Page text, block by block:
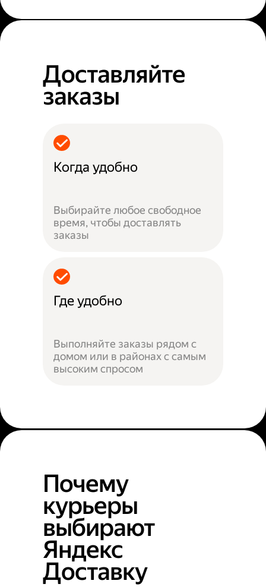
Доставляйте
заказы
Когда удобно
Выбирайте любое свободное
время, чтобы доставлять
заказы
Где удобно
Выполняйте заказы рядом с
домом или в районах с самым
высоким спросом
Почему
курьеры
выбирают
Яндекс
Доставку